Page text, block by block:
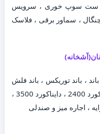
، ست سوپ خوری ، سرویس
، سماور برقی ، فلاسک
، باند توریکس ، باند فلش
خور ، ساب ، دایناکورد 1800 ، دایناکورد 2400 ، دایناکورد 3500 ،
، اجاره میز و صندلی